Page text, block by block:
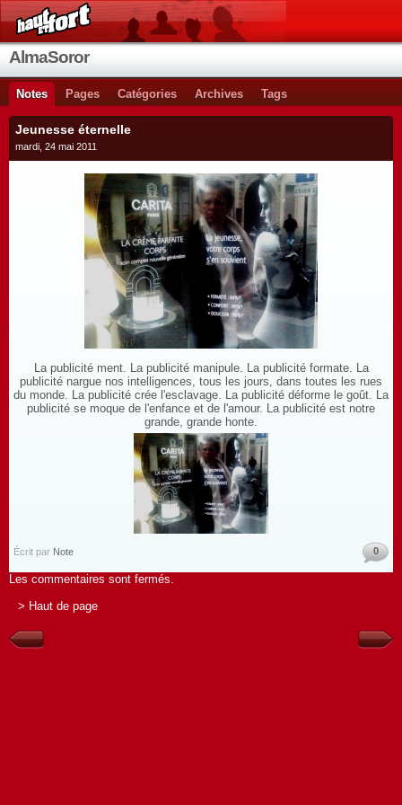
AlmaSoror
Notes Pages Catégories Archives Tags
Jeunesse éternelle
mardi, 24 mai 2011
La publicité ment. La publicité manipule. La publicité formate. La
publicité nargue nos intelligences, tous les jours, dans toutes les rues
du monde. La publicité crée l'esclavage. La publicité déforme le goût. La
publicité se moque de l'enfance et de l'amour. La publicité est notre
grande, grande honte.
Écrit par Note 0
Les commentaires sont fermés.
> Haut de page